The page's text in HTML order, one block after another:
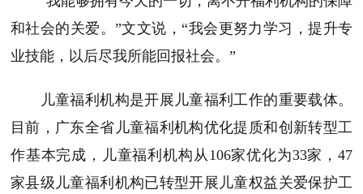
和社会的关爱。”文文说，“我会更努力学习，提升专
业技能，以后尽我所能回报社会。”
儿童福利机构是开展儿童福利工作的重要载体。
目前，广东全省儿童福利机构优化提质和创新转型工
作基本完成，儿童福利机构从106家优化为33家，47
家县级儿童福利机构已转型开展儿童权益关爱保护工